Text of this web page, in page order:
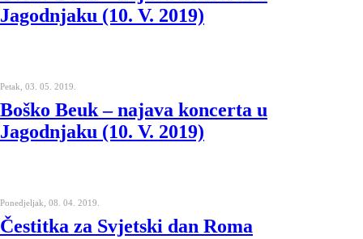
Jagodnjaku (10. V. 2019)
Petak, 03. 05. 2019.
Boško Beuk – najava koncerta u
Jagodnjaku (10. V. 2019)
Ponedjeljak, 08. 04. 2019.
Čestitka za Svjetski dan Roma